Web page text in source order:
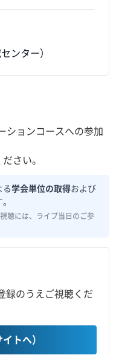
ンター）
ションコースへの参加
さい。
る学会単位の取得および
聴には、ライブ当日のご参
録のうえご視聴くだ
トへ）